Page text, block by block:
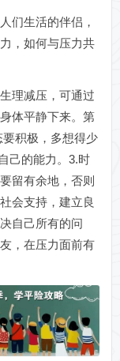
们生活的伴侣，
，如何与压力共
理减压，可通过
体平静下来。第
积极，多想得少
己的能力。3.时
留有余地，否则
会支持，建立良
自己所有的问
，在压力面前有